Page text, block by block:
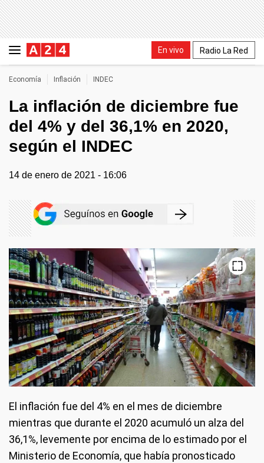
En vivo Radio La Red
Economía Inflación INDEC
La inflación de diciembre fue
del 4% y del 36,1% en 2020,
según el INDEC
14 de enero de 2021 - 16:06
El inflación fue del 4% en el mes de diciembre
mientras que durante el 2020 acumuló un alza del
36,1%, levemente por encima de lo estimado por el
Ministerio de Economía, que había pronosticado